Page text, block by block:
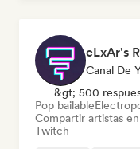
eLxAr's
Canal De
&gt; 500
Pop bailable
Compartir artistas
Twitch